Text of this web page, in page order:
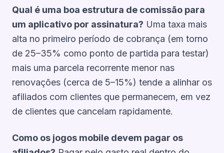
Qual é uma boa estrutura de comissão para
um aplicativo por assinatura? Uma taxa mais
alta no primeiro período de cobrança (em torno
de 25–35% como ponto de partida para testar)
mais uma parcela recorrente menor nas
renovações (cerca de 5–15%) tende a alinhar os
afiliados com clientes que permanecem, em vez
de clientes que cancelam rapidamente.
Como os jogos mobile devem pagar os